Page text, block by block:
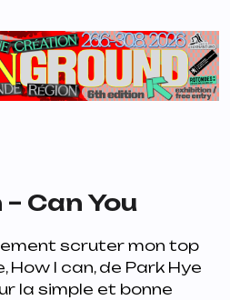
Can You
scruter mon top
How I can, de Park Hye
la simple et bonne